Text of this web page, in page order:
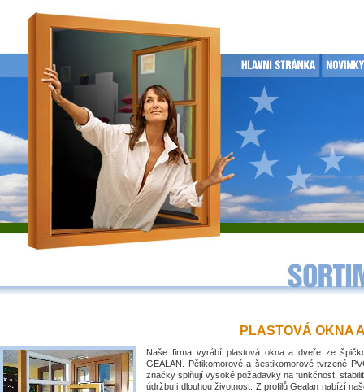
PLASTOVÁ OKNA
Naše firma vyrábí plastová okna a dveře ze
GEALAN. Pětikomorové a šestikomorové tvrzené
značky splňují vysoké požadavky na funkčnost,
údržbu i dlouhou životnost. Z profilů Gealan nabízí